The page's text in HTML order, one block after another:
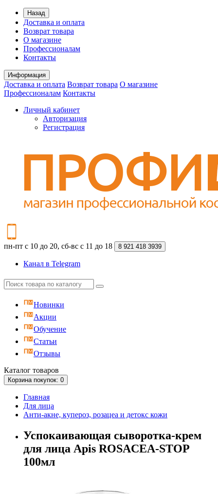
Назад
Доставка и оплата
Возврат товара
О магазине
Профессионалам
Контакты
Информация
Доставка и оплата Возврат товара О магазине
Профессионалам Контакты
Личный кабинет
Авторизация
Регистрация
пн-пт с 10 до 20, сб-вс с 11 до 18 8 921 418 3939
Канал в Telegram
Новинки
Акции
Обучение
Статьи
Отзывы
Каталог товаров
Корзинапокупок: 0
Главная
Для лица
Анти-акне, купероз, розацеа и детокс кожи
Успокаивающая сыворотка-крем
для лица Apis ROSACEA-STOP
100мл